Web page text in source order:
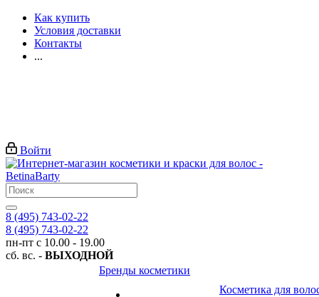
Как купить
Условия доставки
Контакты
...
Войти
8 (495) 743-02-22
8 (495) 743-02-22
пн-пт с 10.00 - 19.00
сб. вс. - ВЫХОДНОЙ
Бренды косметики
Косметика для